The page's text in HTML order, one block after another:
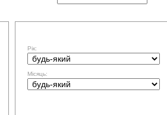
Рік:
Місяць: